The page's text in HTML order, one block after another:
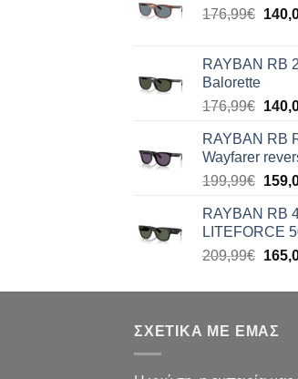
176,99€
RAYBAN RB
Balorette
176,99€
was:
RAYBAN RB
Wayfarer
199,99€
was:
RAYBAN RB
LITEFORCE
209,99€
was:
ΣΧΕΤΙΚΑ ΜΕ ΕΜΑΣ